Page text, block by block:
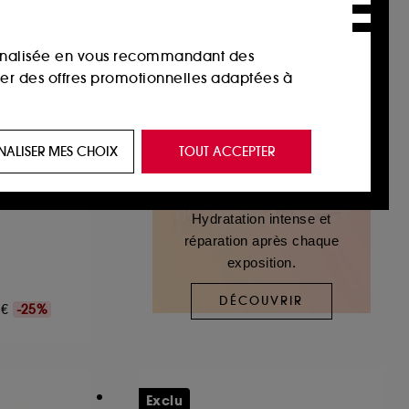
-25%
Hydratation intense et
réparation après chaque
exposition.
DÉCOUVRIR
Exclu
en vous recommandant des
des offres promotionnelles adaptées à
vous plaire via des publicités, y compris
navigation sur notre site afin d’en
fraudes aux moyens de paiement et les
TOUT ACCEPTER
MES CHOIX